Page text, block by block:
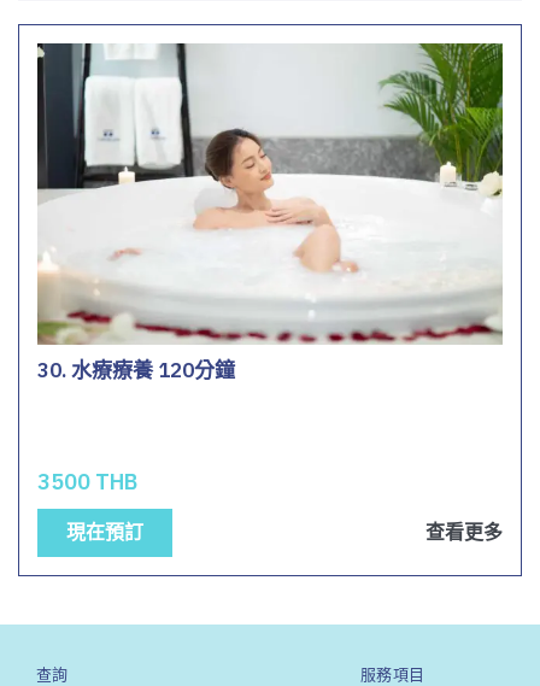
30. 水療療養 120分鐘
3500 THB
現在預訂 查看更多
查詢 服務項目